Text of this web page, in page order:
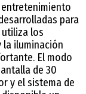
entretenimiento
para
utiliza los
la iluminación
El modo
de 30
y el sistema de